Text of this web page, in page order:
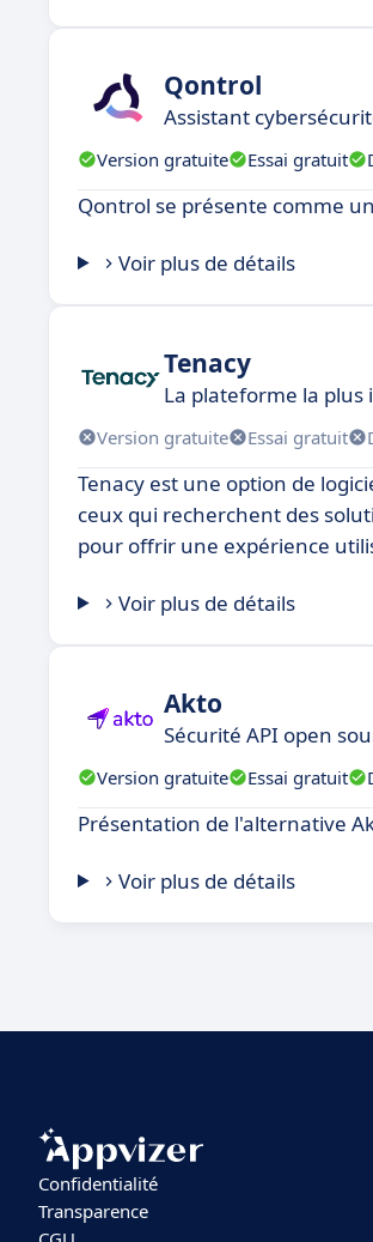
Qontrol
Assistant
Version gratuite Essai gratuit
Qontrol se présente comme
Voir plus de détails
Tenacy
La plateforme la
Version gratuite Essai gratuit
Tenacy est une option de
ceux qui recherchent des
pour offrir une expérience
Voir plus de détails
Akto
Sécurité API open
Version gratuite Essai gratuit
Présentation de l'alternative
Voir plus de détails
Confidentialité
Transparence